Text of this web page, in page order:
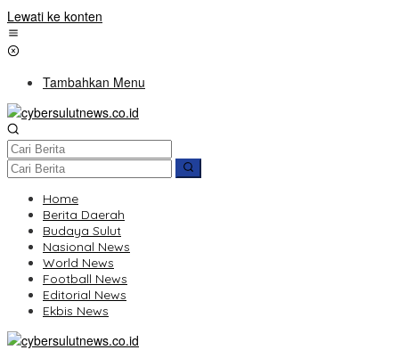
Lewati ke konten
Tambahkan Menu
Home
Berita Daerah
Budaya Sulut
Nasional News
World News
Football News
Editorial News
Ekbis News